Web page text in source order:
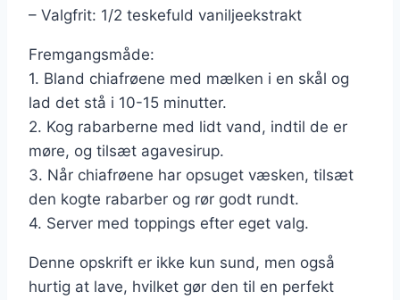
– Valgfrit: 1/2 teskefuld vaniljeekstrakt
Fremgangsmåde:
1. Bland chiafrøene med mælken i en skål og
lad det stå i 10-15 minutter.
2. Kog rabarberne med lidt vand, indtil de er
møre, og tilsæt agavesirup.
3. Når chiafrøene har opsuget væsken, tilsæt
den kogte rabarber og rør godt rundt.
4. Server med toppings efter eget valg.
Denne opskrift er ikke kun sund, men også
hurtig at lave, hvilket gør den til en perfekt